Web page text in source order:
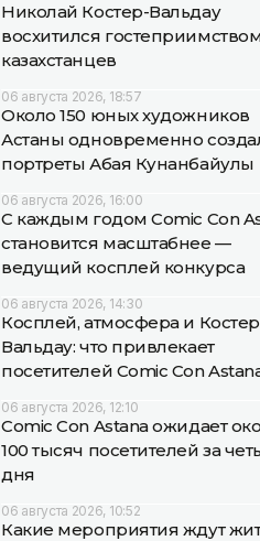
Николай Костер-Вальдау
восхитился
казахстанцев
06 августа 2026, 18:57
Около 150 юных художников
Астаны одновременно
портреты Абая Кунанбайулы
06 августа 2026, 16:00
С каждым годом Comic Con
становится масштабнее —
ведущий косплей конкурса
06 августа 2026, 14:30
Косплей, атмосфера и
Вальдау: что привлекает
посетителей Comic Con
06 августа 2026, 12:10
Comic Con Astana ожидает
100 тысяч посетителей за
дня
06 августа 2026, 10:52
Какие мероприятия ждут